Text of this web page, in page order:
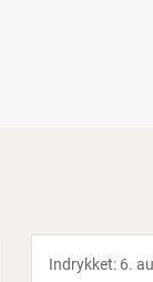
Indrykket: 6.